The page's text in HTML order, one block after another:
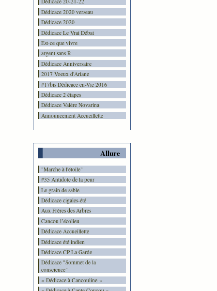
Dédicace 2020 verseau
Dédicace 2020
Dédicace Le Vrai Débat
Est-ce que vivre
argent sans R
Dédicace Anniversaire
2017 Voeux d'Ariane
#17bis Dédicace en-Vie 2016
Dédicace 2 étapes
Dédicace Valère Novarina
Announcement Accueillette
Allure
"Marche à l'étoile"
#35 Antidote de la peur
Le grain de sable
Dédicace cigales-été
Aux Frères des Arbres
Cancou l’écolieu
Dédicace Accueillette
Dédicace été indien
Dédicace CP La Garde
Dédicace "Sommet de la
conscience"
« Dédicace à Cancouline »